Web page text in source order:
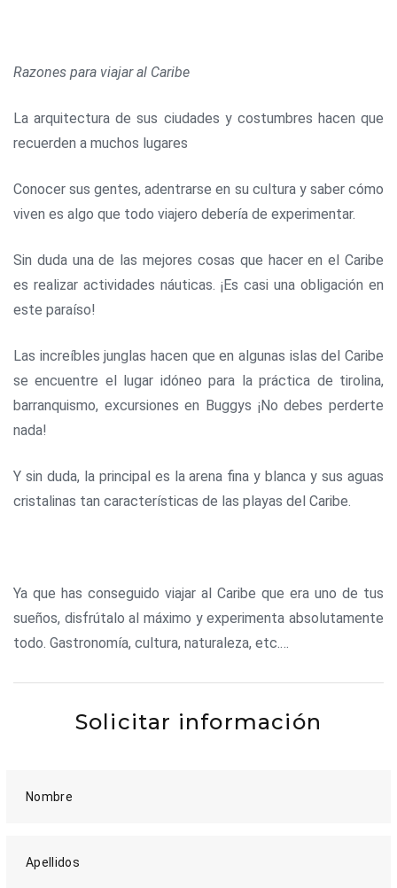
Razones para viajar al Caribe
La arquitectura de sus ciudades y costumbres hacen que
recuerden a muchos lugares
Conocer sus gentes, adentrarse en su cultura y saber cómo
viven es algo que todo viajero debería de experimentar.
Sin duda una de las mejores cosas que hacer en el Caribe
es realizar actividades náuticas. ¡Es casi una obligación en
este paraíso!
Las increíbles junglas hacen que en algunas islas del Caribe
se encuentre el lugar idóneo para la práctica de tirolina,
barranquismo, excursiones en Buggys ¡No debes perderte
nada!
Y sin duda, la principal es la arena fina y blanca y sus aguas
cristalinas tan características de las playas del Caribe.
Ya que has conseguido viajar al Caribe que era uno de tus
sueños, disfrútalo al máximo y experimenta absolutamente
todo. Gastronomía, cultura, naturaleza, etc.…
Solicitar información
Nombre
Apellidos